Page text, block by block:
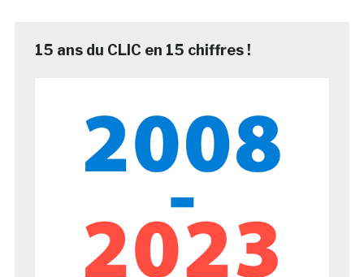
15 ans du CLIC en 15 chiffres !